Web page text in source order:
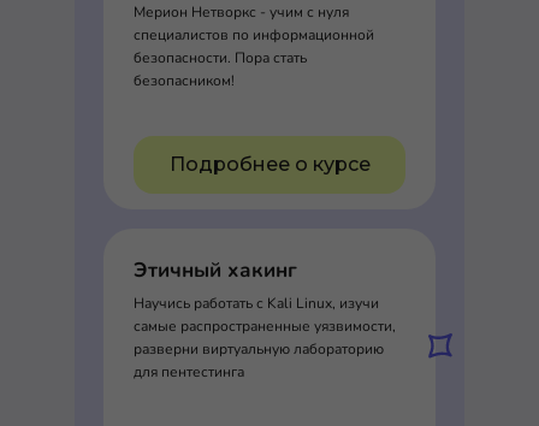
Мерион Нетворкс - учим с нуля
специалистов по информационной
безопасности. Пора стать
безопасником!
Подробнее о курсе
Этичный хакинг
Научись работать с Kali Linux, изучи
самые распространенные уязвимости,
разверни виртуальную лабораторию
для пентестинга